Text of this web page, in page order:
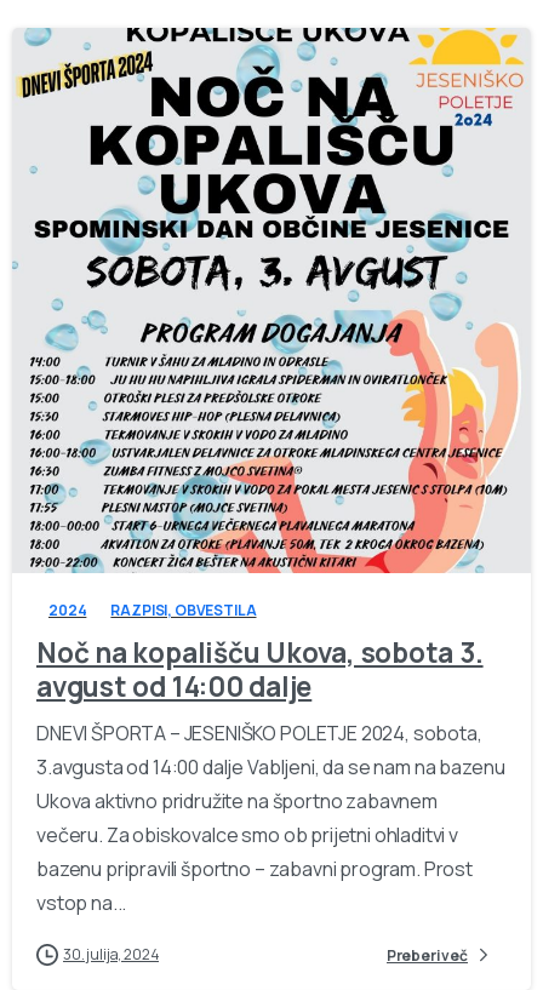
-
2024 RAZPISI, OBVESTILA
Noč na kopališču Ukova, sobota 3.
avgust od 14:00 dalje
DNEVI ŠPORTA – JESENIŠKO POLETJE 2024, sobota,
3.avgusta od 14:00 dalje Vabljeni, da se nam na bazenu
Ukova aktivno pridružite na športno zabavnem
večeru. Za obiskovalce smo ob prijetni ohladitvi v
bazenu pripravili športno – zabavni program. Prost
vstop na...
30. julija, 2024 Preberi več